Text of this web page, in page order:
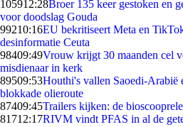
105912:28Broer 135 keer gestoken en
voor doodslag Gouda
99210:16EU bekritiseert Meta en
desinformatie Ceuta
98409:49Vrouw krijgt 30 maanden cel
misdienaar in kerk
89509:53Houthi's vallen Saoedi-Arabië
blokkade olieroute
87409:45Trailers kijken: de
81712:17RIVM vindt PFAS in al de